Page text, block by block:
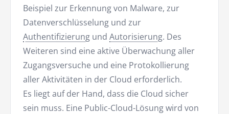
Beispiel zur Erkennung von Malware, zur
Datenverschlüsselung und zur
Authentifizierung und Autorisierung. Des
Weiteren sind eine aktive Überwachung aller
Zugangsversuche und eine Protokollierung
aller Aktivitäten in der Cloud erforderlich.
Es liegt auf der Hand, dass die Cloud sicher
sein muss. Eine Public-Cloud-Lösung wird von